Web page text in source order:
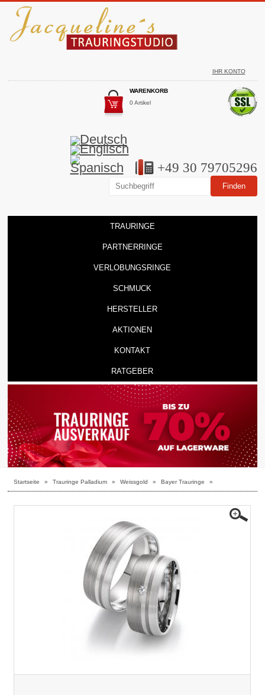
IHR KONTO
WARENKORB
0 Artikel
+49 30 79705296
TRAURINGE
PARTNERRINGE
VERLOBUNGSRINGE
SCHMUCK
HERSTELLER
AKTIONEN
KONTAKT
RATGEBER
Startseite » Trauringe Palladium » Weissgold » Bayer Trauringe »